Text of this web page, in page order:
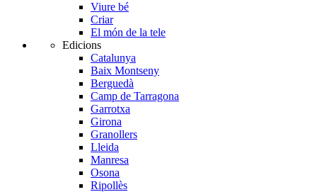
Viure bé
Criar
El món de la tele
Edicions
Catalunya
Baix Montseny
Berguedà
Camp de Tarragona
Garrotxa
Girona
Granollers
Lleida
Manresa
Osona
Ripollès